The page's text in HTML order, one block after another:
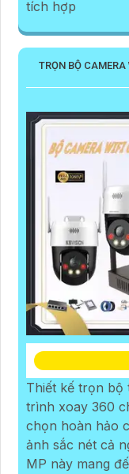
tích hợp
TRỌN BỘ
Thiết kế trọn bộ
trình xoay 360
chọn hoàn hảo
ảnh sắc nét cả
MP này mang